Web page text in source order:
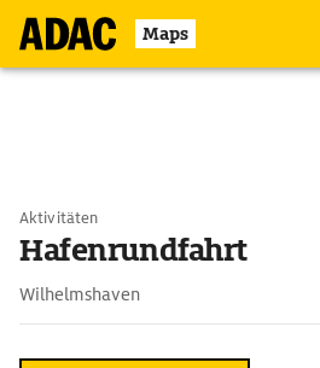
Maps
Aktivitäten
Hafenrundfahrt
Wilhelmshaven